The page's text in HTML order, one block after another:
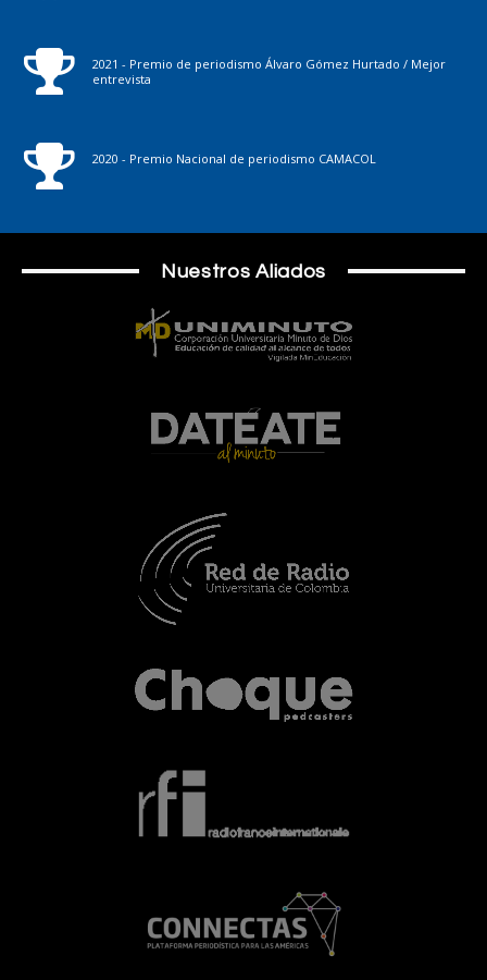
2021 - Premio de periodismo Álvaro Gómez Hurtado / Mejor
entrevista
2020 - Premio Nacional de periodismo CAMACOL
Nuestros Aliados